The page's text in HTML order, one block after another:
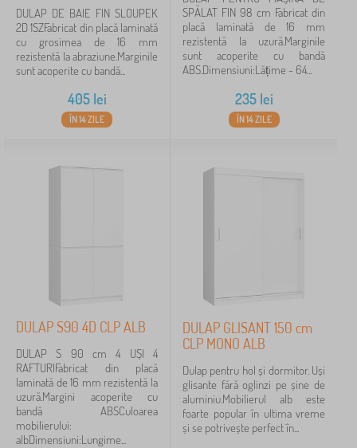
DULAP DE BAIE FIN SLOUPEK
2D 1SZFabricat din placă laminată
cu grosimea de 16 mm
rezistentă la abraziune.Marginile
sunt acoperite cu bandă...
405lei
ÎN 14 ZILE
SPĂLAT FIN 98 cm Fabricat din
placă laminată de 16 mm
rezistentă la uzură.Marginile
sunt acoperite cu bandă
ABS.Dimensiuni:Lățime - 64...
235lei
ÎN 14 ZILE
DULAP S90 4D CLP ALB
DULAP S 90 cm 4 UȘI 4
RAFTURIFabricat din placă
laminată de 16 mm rezistentă la
uzură.Margini acoperite cu
bandă ABSCuloarea
mobilierului:
albDimensiuni:Lungime...
DULAP GLISANT 150 cm
CLP MONO ALB
Dulap pentru hol și dormitor. Uși
glisante fără oglinzi pe șine de
aluminiu.Mobilierul alb este
foarte popular în ultima vreme
și se potrivește perfect în...